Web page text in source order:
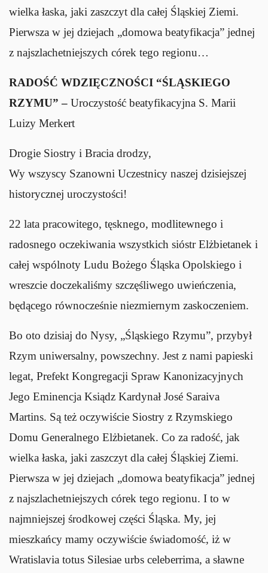
wielka łaska, jaki zaszczyt dla całej Śląskiej Ziemi.
Pierwsza w jej dziejach „domowa beatyfikacja” jednej
z najszlachetniejszych córek tego regionu…
RADOŚĆ WDZIĘCZNOŚCI “ŚLĄSKIEGO
RZYMU” – Uroczystość beatyfikacyjna S. Marii
Luizy Merkert
Drogie Siostry i Bracia drodzy,
Wy wszyscy Szanowni Uczestnicy naszej dzisiejszej
historycznej uroczystości!
22 lata pracowitego, tęsknego, modlitewnego i
radosnego oczekiwania wszystkich sióstr Elżbietanek i
całej wspólnoty Ludu Bożego Śląska Opolskiego i
wreszcie doczekaliśmy szczęśliwego uwieńczenia,
będącego równocześnie niezmiernym zaskoczeniem.
Bo oto dzisiaj do Nysy, „Śląskiego Rzymu”, przybył
Rzym uniwersalny, powszechny. Jest z nami papieski
legat, Prefekt Kongregacji Spraw Kanonizacyjnych
Jego Eminencja Ksiądz Kardynał José Saraiva
Martins. Są też oczywiście Siostry z Rzymskiego
Domu Generalnego Elżbietanek. Co za radość, jak
wielka łaska, jaki zaszczyt dla całej Śląskiej Ziemi.
Pierwsza w jej dziejach „domowa beatyfikacja” jednej
z najszlachetniejszych córek tego regionu. I to w
najmniejszej środkowej części Śląska. My, jej
mieszkańcy mamy oczywiście świadomość, iż w
Wratislavia totus Silesiae urbs celeberrima, a sławne